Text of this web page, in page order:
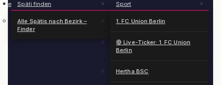
Späti finden
Alle Spätis nach Bezirk –
Finder
Sport
1. FC Union Berlin
🔴 Live-Ticker: 1. FC Union
Berlin
Hertha BSC